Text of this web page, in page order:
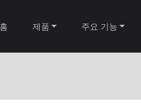
홈 제품 주요 기능